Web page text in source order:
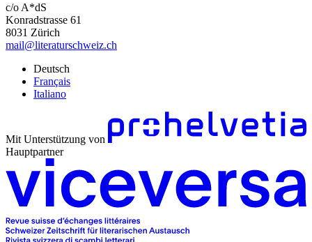
c/o A*dS
Konradstrasse 61
8031 Zürich
mail@literaturschweiz.ch
Deutsch
Français
Italiano
Mit Unterstützung von
Hauptpartner